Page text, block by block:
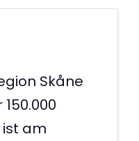
Skåne
ist am